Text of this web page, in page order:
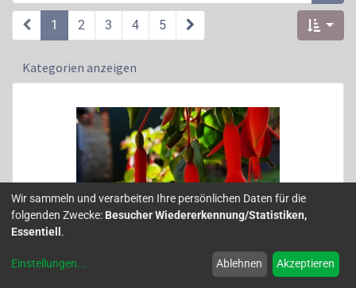
1 2 3 4 5
Kategorien anzeigen
Wir sammeln und verarbeiten Ihre persönlichen Daten für die
folgenden Zwecke: Besucher Wiedererkennung/Statistiken,
Essentiell .
Einstellungen... Ablehnen Akzeptieren